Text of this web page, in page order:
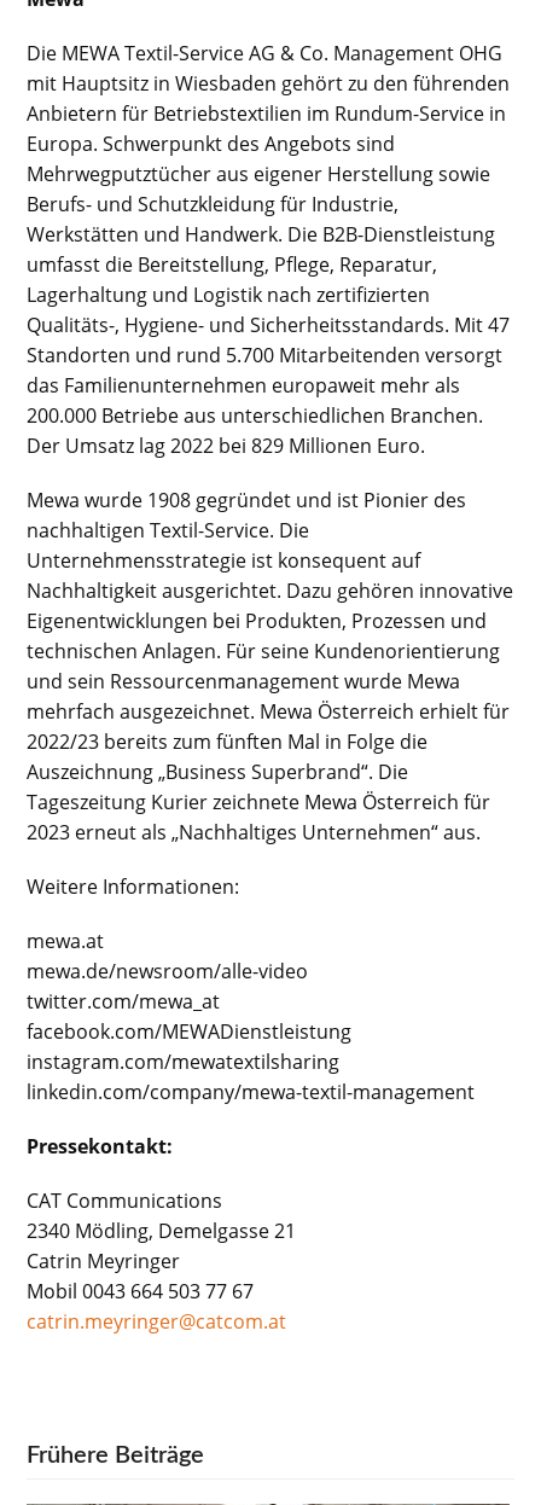
Die MEWA Textil-Service AG & Co. Management OHG
mit Hauptsitz in Wiesbaden gehört zu den führenden
Anbietern für Betriebstextilien im Rundum-Service in
Europa. Schwerpunkt des Angebots sind
Mehrwegputztücher aus eigener Herstellung sowie
Berufs- und Schutzkleidung für Industrie,
Werkstätten und Handwerk. Die B2B-Dienstleistung
umfasst die Bereitstellung, Pflege, Reparatur,
Lagerhaltung und Logistik nach zertifizierten
Qualitäts-, Hygiene- und Sicherheitsstandards. Mit 47
Standorten und rund 5.700 Mitarbeitenden versorgt
das Familienunternehmen europaweit mehr als
200.000 Betriebe aus unterschiedlichen Branchen.
Der Umsatz lag 2022 bei 829 Millionen Euro.
Mewa wurde 1908 gegründet und ist Pionier des
nachhaltigen Textil-Service. Die
Unternehmensstrategie ist konsequent auf
Nachhaltigkeit ausgerichtet. Dazu gehören innovative
Eigenentwicklungen bei Produkten, Prozessen und
technischen Anlagen. Für seine Kundenorientierung
und sein Ressourcenmanagement wurde Mewa
mehrfach ausgezeichnet. Mewa Österreich erhielt für
2022/23 bereits zum fünften Mal in Folge die
Auszeichnung „Business Superbrand“. Die
Tageszeitung Kurier zeichnete Mewa Österreich für
2023 erneut als „Nachhaltiges Unternehmen“ aus.
Weitere Informationen:
mewa.at
mewa.de/newsroom/alle-video
twitter.com/mewa_at
facebook.com/MEWADienstleistung
instagram.com/mewatextilsharing
linkedin.com/company/mewa-textil-management
Pressekontakt:
CAT Communications
2340 Mödling, Demelgasse 21
Catrin Meyringer
Mobil 0043 664 503 77 67
catrin.meyringer@catcom.at
Frühere Beiträge